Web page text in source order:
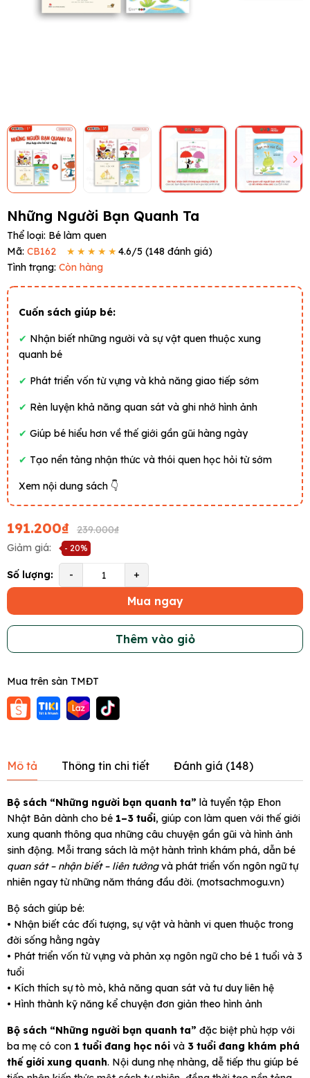
Những Người Bạn Quanh Ta
Thể loại: Bé làm quen
Mã: CB162 ★★★★★4.6/5 (148 đánh giá)
Tình trạng: Còn hàng
Cuốn sách giúp bé:
✔ Nhận biết những người và sự vật quen thuộc xung
quanh bé
✔ Phát triển vốn từ vựng và khả năng giao tiếp sớm
✔ Rèn luyện khả năng quan sát và ghi nhớ hình ảnh
✔ Giúp bé hiểu hơn về thế giới gần gũi hàng ngày
✔ Tạo nền tảng nhận thức và thói quen học hỏi từ sớm
Xem nội dung sách 👇
191.200₫
239.000₫
Giảm giá:
- 20%
Số lượng: - +
Mua ngay
Thêm vào giỏ
Mua trên sàn TMĐT
Mô tả Thông tin chi tiết Đánh giá (148)
Bộ sách “Những người bạn quanh ta” là tuyển tập Ehon
Nhật Bản dành cho bé 1–3 tuổi, giúp con làm quen với thế giới
xung quanh thông qua những câu chuyện gần gũi và hình ảnh
sinh động. Mỗi trang sách là một hành trình khám phá, dẫn bé
quan sát – nhận biết – liên tưởngvà phát triển vốn ngôn ngữ tự
nhiên ngay từ những năm tháng đầu đời. (motsachmogu.vn)
Bộ sách giúp bé:
• Nhận biết các đối tượng, sự vật và hành vi quen thuộc trong
đời sống hằng ngày
• Phát triển vốn từ vựng và phản xạ ngôn ngữ cho bé 1 tuổi và 3
tuổi
• Kích thích sự tò mò, khả năng quan sát và tư duy liên hệ
• Hình thành kỹ năng kể chuyện đơn giản theo hình ảnh
Bộ sách “Những người bạn quanh ta” đặc biệt phù hợp với
ba mẹ có con 1 tuổi đang học nói và 3 tuổi đang khám phá
thế giới xung quanh. Nội dung nhẹ nhàng, dễ tiếp thu giúp bé